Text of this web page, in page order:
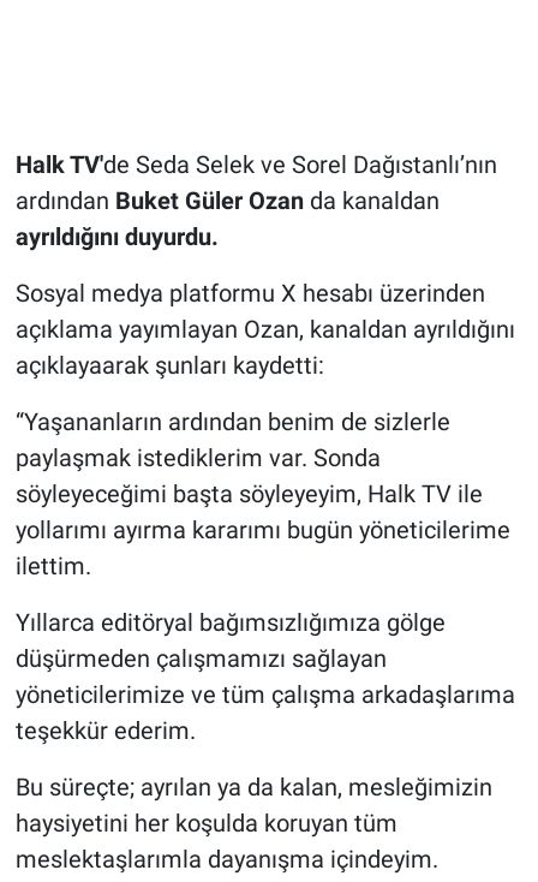
Halk TV'de Seda Selek ve Sorel Dağıstanlı’nın
ardından Buket Güler Ozanda kanaldan
ayrıldığını duyurdu.
Sosyal medya platformu X hesabı üzerinden
açıklama yayımlayan Ozan, kanaldan ayrıldığını
açıklayaarak şunları kaydetti:
“Yaşananların ardından benim de sizlerle
paylaşmak istediklerim var. Sonda
söyleyeceğimi başta söyleyeyim, Halk TV ile
yollarımı ayırma kararımı bugün yöneticilerime
ilettim.
Yıllarca editöryal bağımsızlığımıza gölge
düşürmeden çalışmamızı sağlayan
yöneticilerimize ve tüm çalışma arkadaşlarıma
teşekkür ederim.
Bu süreçte; ayrılan ya da kalan, mesleğimizin
haysiyetini her koşulda koruyan tüm
meslektaşlarımla dayanışma içindeyim.